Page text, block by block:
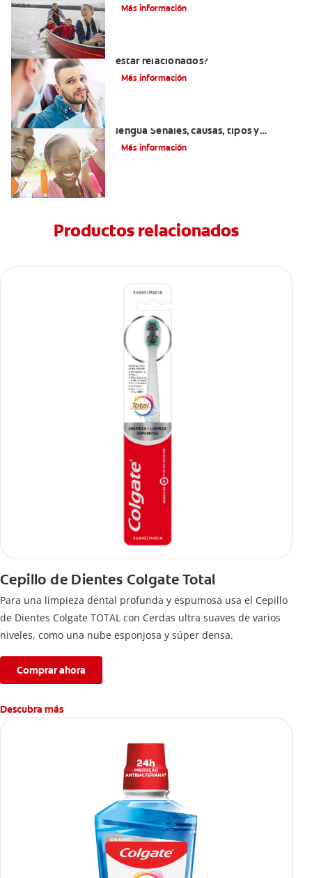
Más información
estar relacionados?
Más información
lengua Señales, causas, tipos y
tratamiento
Más información
Productos relacionados
Cepillo de Dientes Colgate Total
Para una limpieza dental profunda y espumosa usa el Cepillo
de Dientes Colgate TOTAL con Cerdas ultra suaves de varios
niveles, como una nube esponjosa y súper densa.
Comprar ahora
Descubra más